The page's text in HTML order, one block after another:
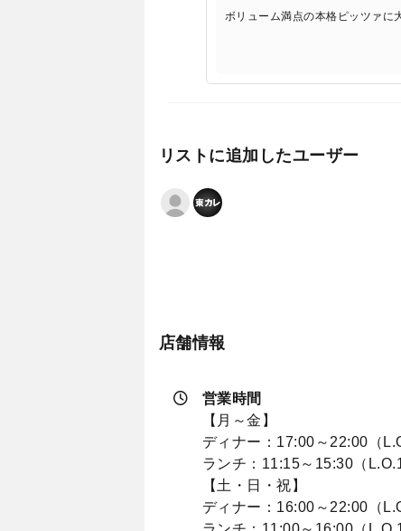
ボリューム満点の本格ピッツァに
リストに追加したユーザー
店舗情報
営業時間
【月～金】
ディナー：17:00～22:00（
ランチ：11:15～15:30（
【土・日・祝】
ディナー：16:00～22:00（